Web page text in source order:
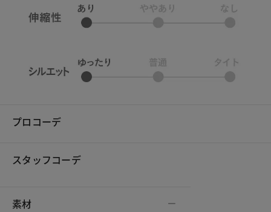
プロコーデ
スタッフコーデ
素材